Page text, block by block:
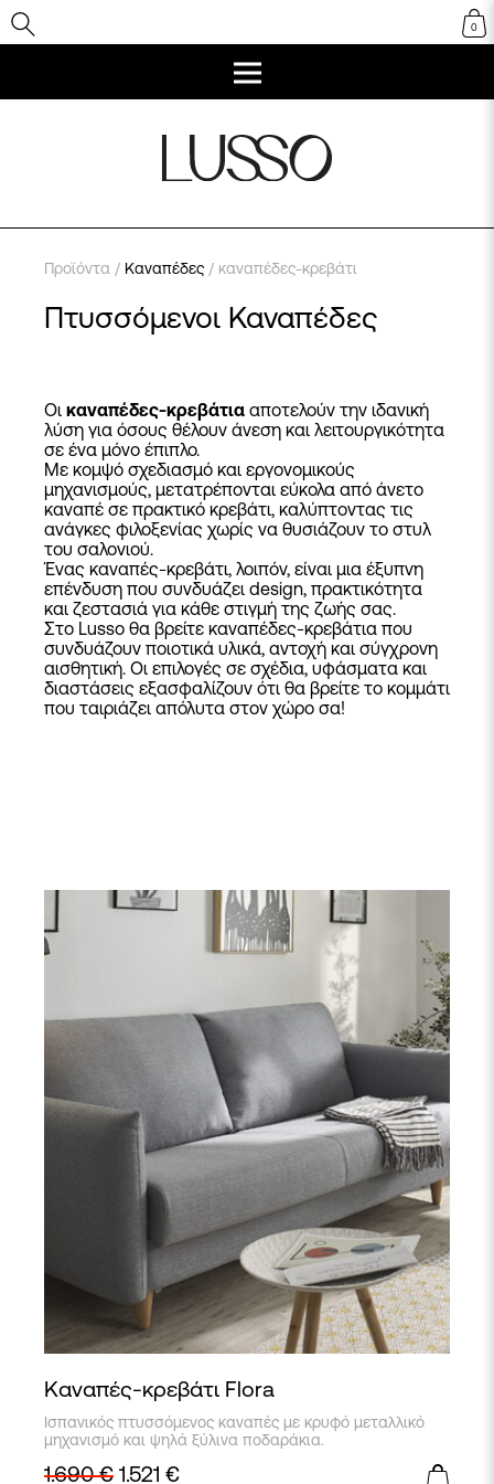
0
Προϊόντα / Καναπέδες / καναπέδες-κρεβάτι
Πτυσσόμενοι Καναπέδες
Οι καναπέδες-κρεβάτια αποτελούν την ιδανική
λύση για όσους θέλουν άνεση και λειτουργικότητα
σε ένα μόνο έπιπλο.
Με κομψό σχεδιασμό και εργονομικούς
μηχανισμούς, μετατρέπονται εύκολα από άνετο
καναπέ σε πρακτικό κρεβάτι, καλύπτοντας τις
ανάγκες φιλοξενίας χωρίς να θυσιάζουν το στυλ
του σαλονιού.
Ένας καναπές-κρεβάτι, λοιπόν, είναι μια έξυπνη
επένδυση που συνδυάζει design, πρακτικότητα
και ζεστασιά για κάθε στιγμή της ζωής σας.
Στο Lusso θα βρείτε καναπέδες-κρεβάτια που
συνδυάζουν ποιοτικά υλικά, αντοχή και σύγχρονη
αισθητική. Οι επιλογές σε σχέδια, υφάσματα και
διαστάσεις εξασφαλίζουν ότι θα βρείτε το κομμάτι
που ταιριάζει απόλυτα στον χώρο σα!
Καναπές-κρεβάτι Flora
Ισπανικός πτυσσόμενος καναπές με κρυφό μεταλλικό
μηχανισμό και ψηλά ξύλινα ποδαράκια.
1.690€ 1.521 €
Αυτό
το
προϊόν